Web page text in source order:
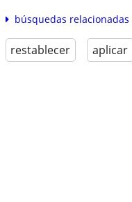
búsquedas relacionadas
restablecer aplicar